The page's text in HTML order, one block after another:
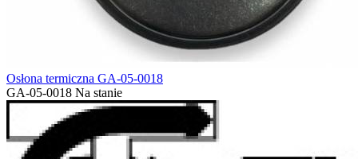
Osłona termiczna GA-05-0018
GA-05-0018 Na stanie